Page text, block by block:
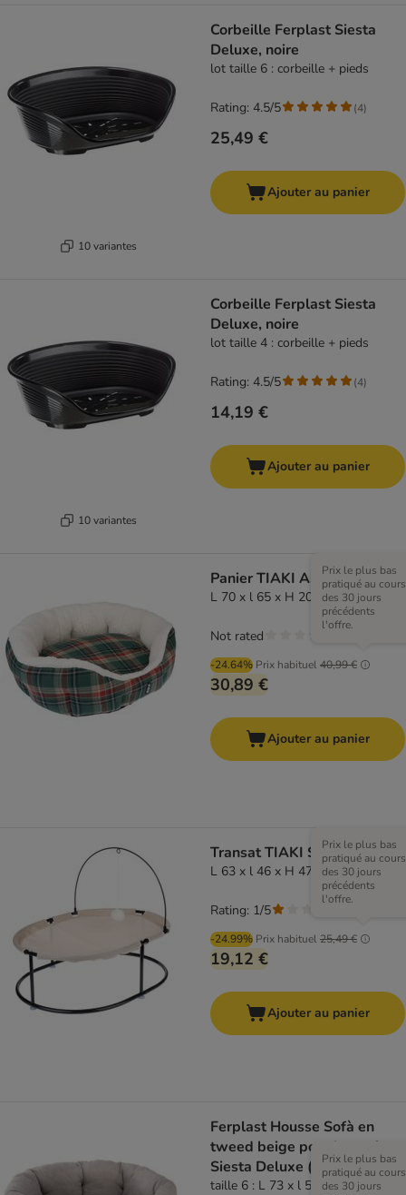
10 variantes
Corbeille Ferplast Siesta
Deluxe, noire
lot taille 6 : corbeille + pieds
25,49 €
Rating: 4.5/5 (4)
Ajouter au panier
10 variantes
Corbeille Ferplast Siesta
Deluxe, noire
lot taille 4 : corbeille + pieds
14,19 €
Rating: 4.5/5 (4)
Ajouter au panier
Panier TIAKI Asher
L 70 x l 65 x H 20 cm
-24.64% Prix habituel40,99 €
Prix le plus bas
pratiqué au cours
des 30 jours
précédents
l'offre.
30,89 €
Not rated
Ajouter au panier
Transat TIAKI Sand
L 63 x l 46 x H 47 cm
-24.99% Prix habituel25,49 €
Prix le plus bas
pratiqué au cours
des 30 jours
précédents
l'offre.
19,12 €
Rating: 1/5
Ajouter au panier
Ferplast Housse Sofà en
tweed beige pour le panier
Siesta Deluxe (panier non
inclus)
taille 6 : L 73 x l 55 x H 27 cm
Prix le plus bas
pratiqué au cours
des 30 jours